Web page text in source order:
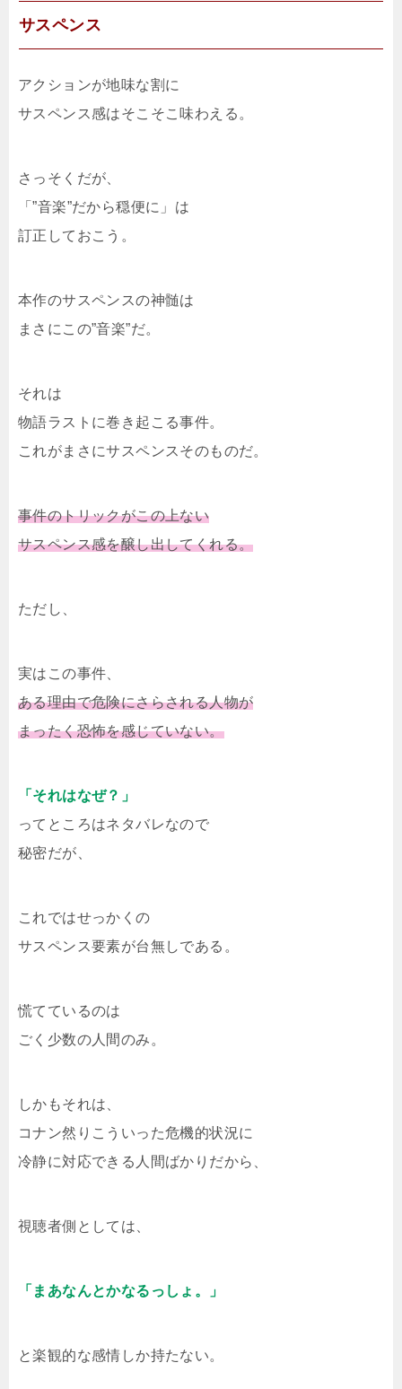
サスペンス
アクションが地味な割に
サスペンス感はそこそこ味わえる。
さっそくだが、
「”音楽”だから穏便に」は
訂正しておこう。
本作のサスペンスの神髄は
まさにこの”音楽”だ。
それは
物語ラストに巻き起こる事件。
これがまさにサスペンスそのものだ。
事件のトリックがこの上ない
サスペンス感を醸し出してくれる。
ただし、
実はこの事件、
ある理由で危険にさらされる人物が
まったく恐怖を感じていない。
「それはなぜ？」
ってところはネタバレなので
秘密だが、
これではせっかくの
サスペンス要素が台無しである。
慌てているのは
ごく少数の人間のみ。
しかもそれは、
コナン然りこういった危機的状況に
冷静に対応できる人間ばかりだから、
視聴者側としては、
「まあなんとかなるっしょ。」
と楽観的な感情しか持たない。